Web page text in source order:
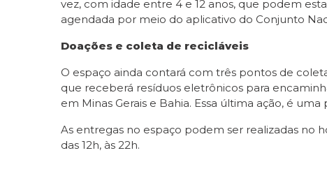
vez, com idade entre 4 e 12 anos, que podem
agendada por meio do aplicativo do Conjunto
Doações e coleta de recicláveis
O espaço ainda contará com três pontos de
que receberá resíduos eletrônicos para
em Minas Gerais e Bahia. Essa última ação, é
As entregas no espaço podem ser realizadas no
das 12h, às 22h.